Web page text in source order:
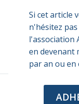
Si cet article
n'hésitez
l'association
en devenant
par an ou en